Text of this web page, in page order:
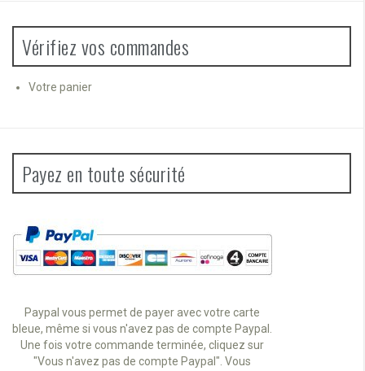
Vérifiez vos commandes
Votre panier
Payez en toute sécurité
Paypal vous permet de payer avec votre carte
bleue, même si vous n'avez pas de compte Paypal.
Une fois votre commande terminée, cliquez sur
"Vous n'avez pas de compte Paypal". Vous